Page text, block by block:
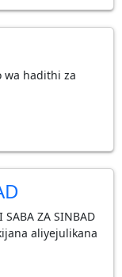
wa hadithi za
ZA SINBAD
aliyejulikana